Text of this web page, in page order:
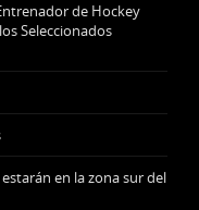
de Hockey
Seleccionados
en la zona sur del